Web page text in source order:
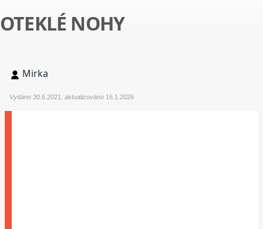
OTEKLÉ NOHY
Mirka
Vydáno 30.6.2021, aktualizováno 16.1.2026